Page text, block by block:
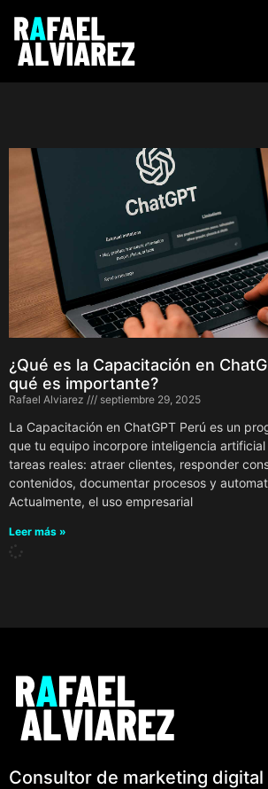
¿Qué es la Capacitación en
qué es importante?
Rafael Alviarez septiembre 29, 2025
La Capacitación en ChatGPT Perú es un
que tu equipo incorpore inteligencia
tareas reales: atraer clientes, responder
contenidos, documentar procesos y
Actualmente, el uso empresarial
Leer más »
Consultor de marketing digital